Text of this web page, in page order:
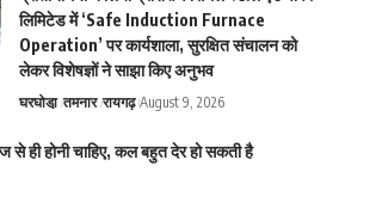
लिमिटेड में ‘Safe Induction Furnace
Operation’ पर कार्यशाला, सुरक्षित संचालन को
लेकर विशेषज्ञों ने साझा किए अनुभव
घरघोडा़ तमनार रायगढ़ August 9, 2026
ही होनी चाहिए, कल बहुत देर हो सकती है